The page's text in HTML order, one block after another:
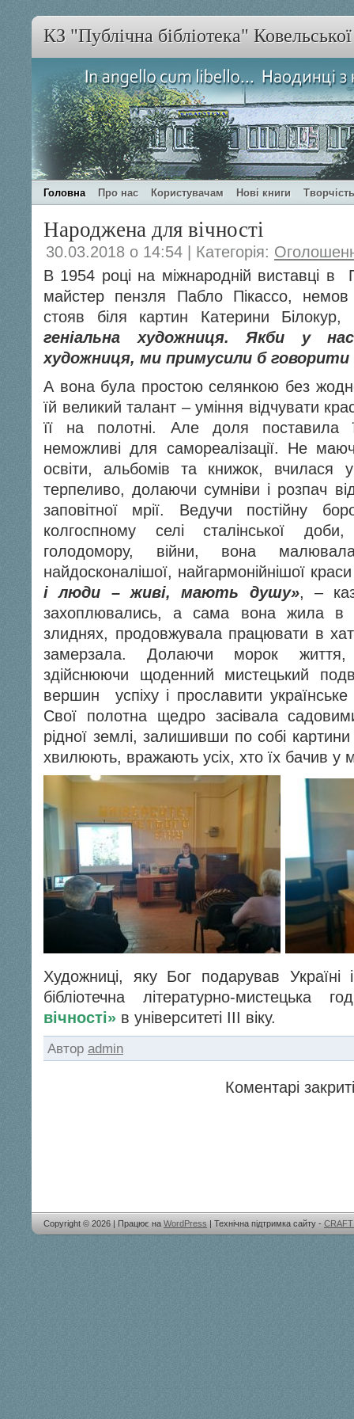
КЗ "Публічна бібліотека"
Головна Про нас Користувачам Нові книги
Народжена для вічності
30.03.2018 о 14:54 | Категорія:
В 1954 році на міжнародній виставці в
майстер пензля Пабло Пікассо, немов
стояв біля картин Катерини
геніальна художниця. Якби у
художниця, ми примусили б говорити
А вона була простою селянкою без
їй великий талант – уміння відчувати
її на полотні. Але доля поставила
неможливі для самореалізації. Не
освіти, альбомів та книжок,
терпеливо, долаючи сумніви і розпач
заповітної мрії. Ведучи постійну
колгоспному селі сталінської
голодомору, війни, вона
найдосконалішої, найгармонійнішої
і люди – живі, мають душу», –
захоплювались, а сама вона жила в
злиднях, продовжувала працювати в
замерзала. Долаючи морок життя,
здійснюючи щоденний мистецький
вершин успіху і прославити
Свої полотна щедро засівала
рідної землі, залишивши по собі картини
хвилюють, вражають усіх, хто їх бачив у
Художниці, яку Бог подарував Україні
бібліотечна літературно-мистецька
вічності» в університеті ІІІ віку.
Автор admin
Коментарі
Copyright © 2026 | Працює на WordPress | Технічна підтримка сайту -